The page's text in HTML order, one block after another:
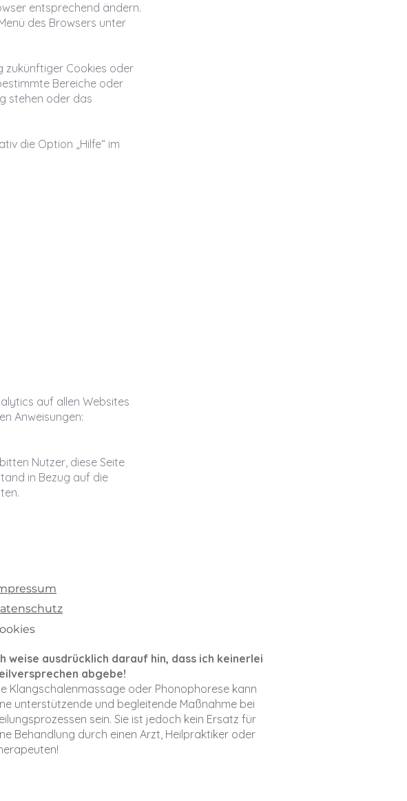
entsprechend ändern.
des Browsers unter
zukünftiger Cookies oder
Bereiche oder
stehen oder das
die Option „Hilfe“ im
auf allen Websites
Anweisungen:
Nutzer, diese Seite
in Bezug auf die
weise ausdrücklich darauf hin, dass ich keinerlei
abgebe!
ie Klangschalenmassage oder Phonophorese kann
unterstützende und begleitende Maßnahme bei
sein. Sie ist jedoch kein Ersatz für
Behandlung durch einen Arzt, Heilpraktiker oder